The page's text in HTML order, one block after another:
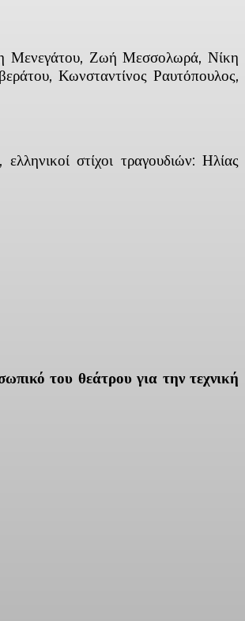
Μενεγάτου, Ζωή Μεσσολωρά, Νίκη
Κωνσταντίνος Ραυτόπουλος,
στίχοι τραγουδιών: Ηλίας
του θεάτρου για την τεχνική